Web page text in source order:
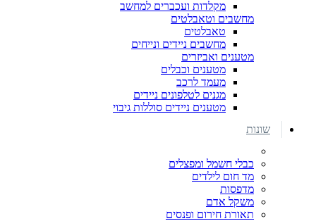
מקלדות ועכברים למחשב
מחשבים וטאבלטים
טאבלטים
מחשבים ניידים ונייחים
מטענים ואביזרים
מטענים וכבלים
מעמד לרכב
מגנים לטלפונים ניידים
מטענים ניידים סוללות גיבוי
שונות
כבלי חשמל ומפצלים
מד חום לילדים
מדפסות
משקל אדם
תאורת חירום ופנסים